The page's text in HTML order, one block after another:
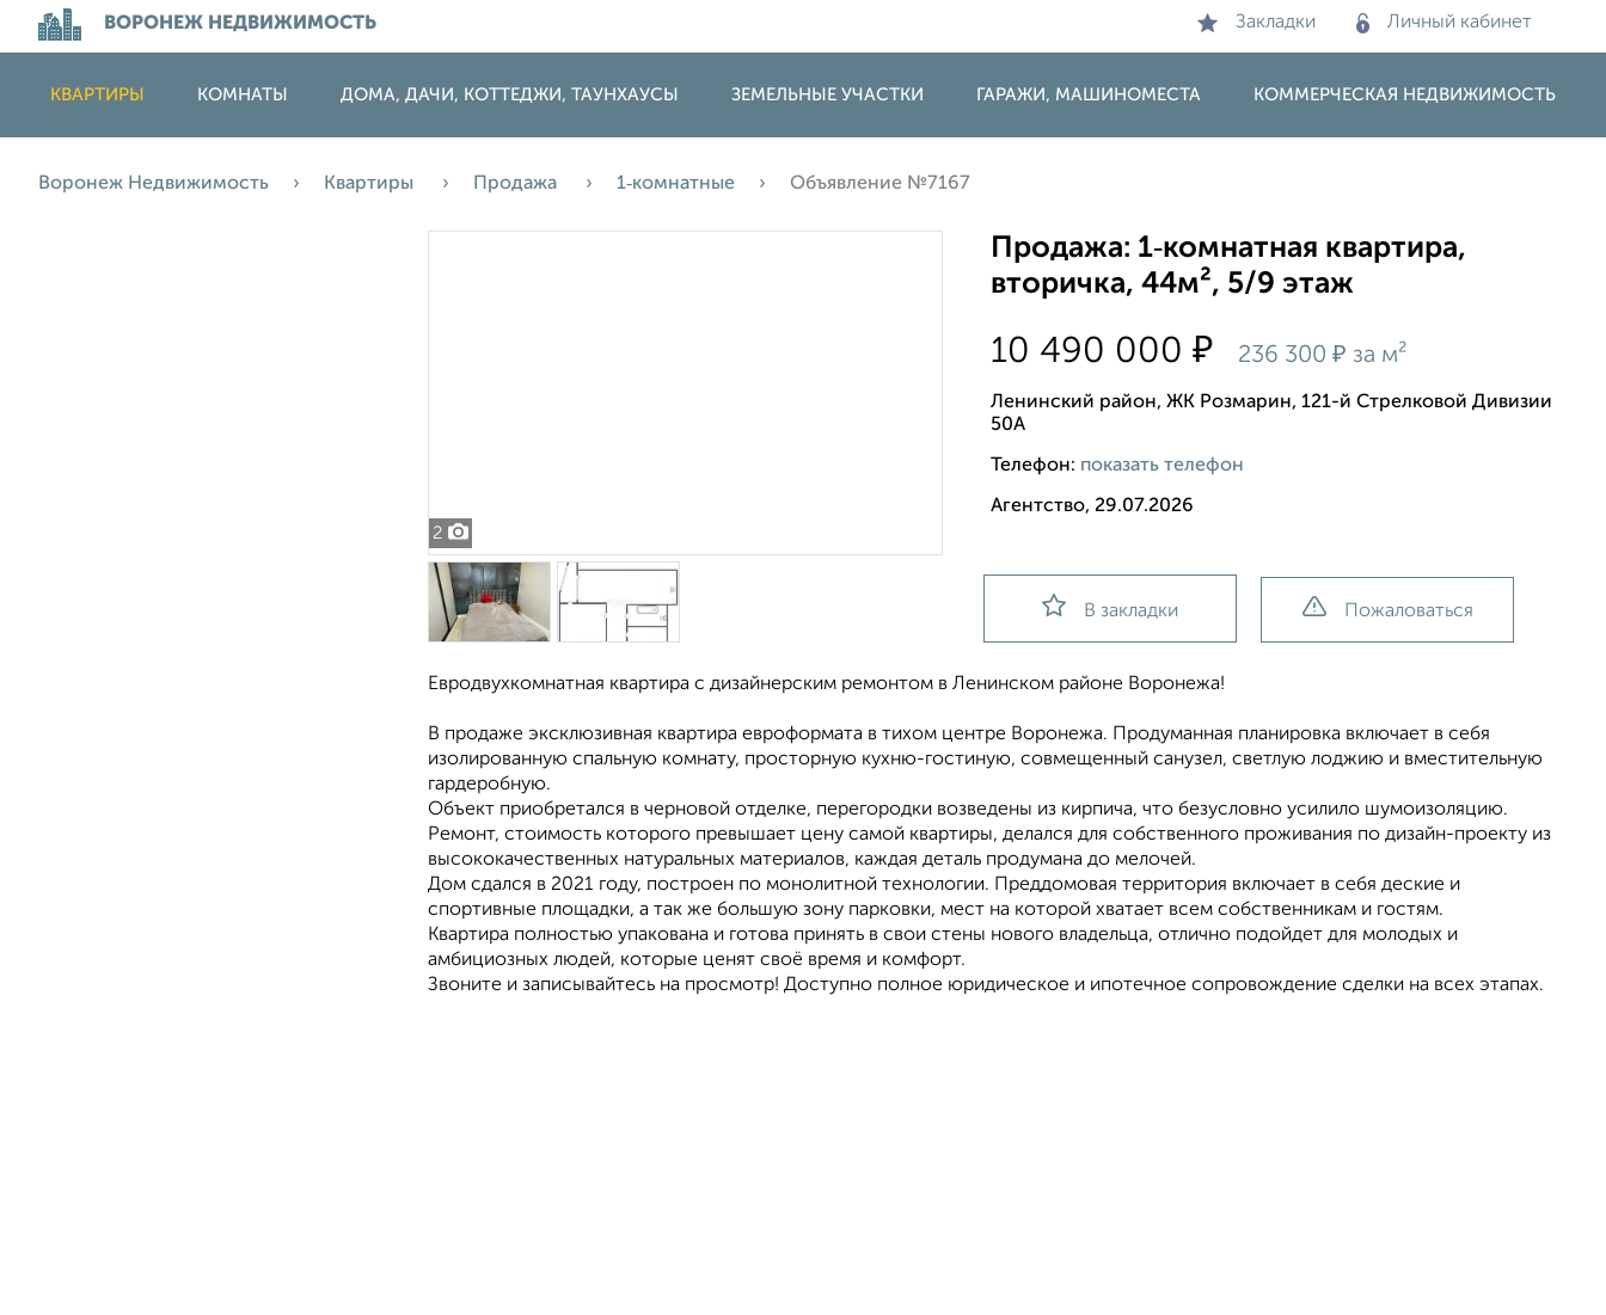
ВОРОНЕЖ НЕДВИЖИМОСТЬ Закладки Личный кабинет
КВАРТИРЫ КОМНАТЫ ДОМА, ДАЧИ, КОТТЕДЖИ, ТАУНХАУСЫ ЗЕМЕЛЬНЫЕ УЧАСТКИ ГАРАЖИ, МАШИНОМЕСТА КОММЕРЧЕСКАЯ НЕДВИЖИМОСТЬ
Воронеж Недвижимость Квартиры Продажа 1‑комнатные Объявление №7167
2
Продажа: 1‑комнатная квартира,
вторичка, 44м², 5/9 этаж
10 490 000₽ 236 300₽ за м²
Ленинский район, ЖК Розмарин, 121-й Стрелковой Дивизии
50А
Телефон: показать телефон
Агентство, 29.07.2026
В закладки Пожаловаться
Евродвухкомнатная квартира с дизайнерским ремонтом в Ленинском районе Воронежа!
В продаже эксклюзивная квартира евроформата в тихом центре Воронежа. Продуманная планировка включает в себя
изолированную спальную комнату, просторную кухню-гостиную, совмещенный санузел, светлую лоджию и вместительную
гардеробную.
Объект приобретался в черновой отделке, перегородки возведены из кирпича, что безусловно усилило шумоизоляцию.
Ремонт, стоимость которого превышает цену самой квартиры, делался для собственного проживания по дизайн-проекту из
высококачественных натуральных материалов, каждая деталь продумана до мелочей.
Дом сдался в 2021 году, построен по монолитной технологии. Преддомовая территория включает в себя деские и
спортивные площадки, а так же большую зону парковки, мест на которой хватает всем собственникам и гостям.
Квартира полностью упакована и готова принять в свои стены нового владельца, отлично подойдет для молодых и
амбициозных людей, которые ценят своё время и комфорт.
Звоните и записывайтесь на просмотр! Доступно полное юридическое и ипотечное сопровождение сделки на всех этапах.